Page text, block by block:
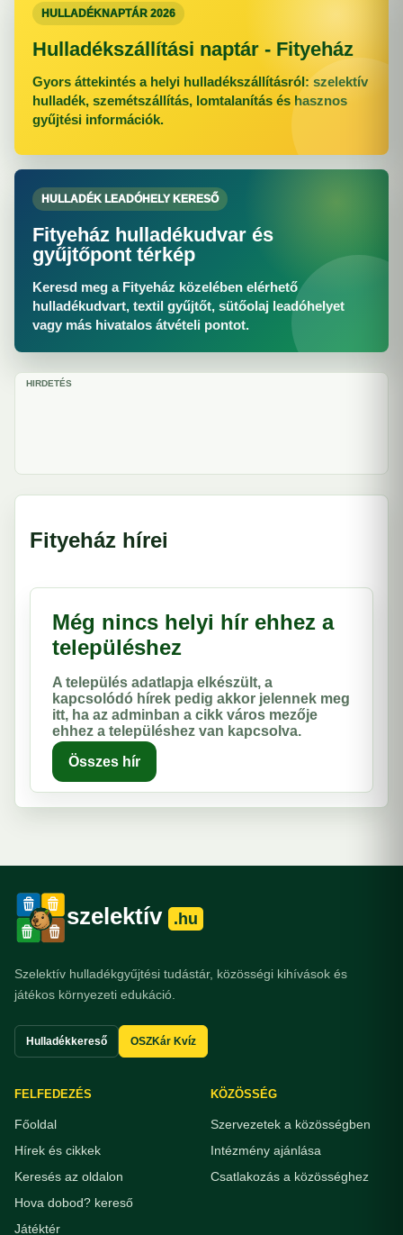
HULLADÉKNAPTÁR 2026
Hulladékszállítási naptár - Fityeház
Gyors áttekintés a helyi hulladékszállításról: szelektív
hulladék, szemétszállítás, lomtalanítás és hasznos
gyűjtési információk.
HULLADÉK LEADÓHELY KERESŐ
Fityeház hulladékudvar és
gyűjtőpont térkép
Keresd meg a Fityeház közelében elérhető
hulladékudvart, textil gyűjtőt, sütőolaj leadóhelyet
vagy más hivatalos átvételi pontot.
HIRDETÉS
Fityeház hírei
Még nincs helyi hír ehhez a
településhez
A település adatlapja elkészült, a
kapcsolódó hírek pedig akkor jelennek meg
itt, ha az adminban a cikk város mezője
ehhez a településhez van kapcsolva.
Összes hír
szelektív .hu
Szelektív hulladékgyűjtési tudástár, közösségi kihívások és
játékos környezeti edukáció.
Hulladékkereső OSZKár Kvíz
FELFEDEZÉS
Főoldal
Hírek és cikkek
Keresés az oldalon
Hova dobod? kereső
Játéktér
KÖZÖSSÉG
Szervezetek a közösségben
Intézmény ajánlása
Csatlakozás a közösséghez